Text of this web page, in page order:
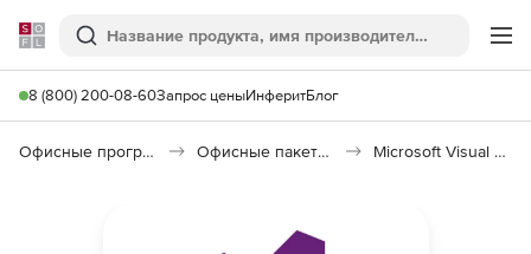
Softline
Поиск
8 (800) 200-08-60Запрос ценыИнферитБлог
Офисные программы Офисные пакеты Microsoft Office Microsoft Visual Studio